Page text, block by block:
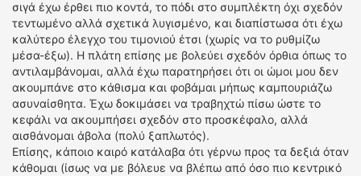
σιγά έχω έρθει πιο κοντά, το πόδι στο συμπλέκτη όχι σχεδόν
τεντωμένο αλλά σχετικά λυγισμένο, και διαπίστωσα ότι έχω
καλύτερο έλεγχο του τιμονιού έτσι (χωρίς να το ρυθμίζω
μέσα-έξω). Η πλάτη επίσης με βολεύει σχεδόν όρθια όπως το
αντιλαμβάνομαι, αλλά έχω παρατηρήσει ότι οι ώμοι μου δεν
ακουμπάνε στο κάθισμα και φοβάμαι μήπως καμπουριάζω
ασυναίσθητα. Έχω δοκιμάσει να τραβηχτώ πίσω ώστε το
κεφάλι να ακουμπήσει σχεδόν στο προσκέφαλο, αλλά
αισθάνομαι άβολα (πολύ ξαπλωτός).
Επίσης, κάποιο καιρό κατάλαβα ότι γέρνω προς τα δεξιά όταν
κάθομαι (ίσως να με βόλευε να βλέπω από όσο πιο κεντρικό